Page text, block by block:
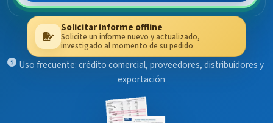
Solicitar informe offline
Solicite un informe nuevo y actualizado,
investigado al momento de su pedido
Uso frecuente: crédito comercial, proveedores, distribuidores y
exportación